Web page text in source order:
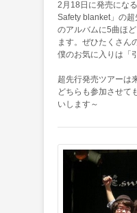
2月18日に発売にな
Safety blanket」の超
のアルバムに5曲ほ
ます。ぜひたくさん
僕のお気に入りは「
超先行発売ツアーは
どちらも参加させて
いします～